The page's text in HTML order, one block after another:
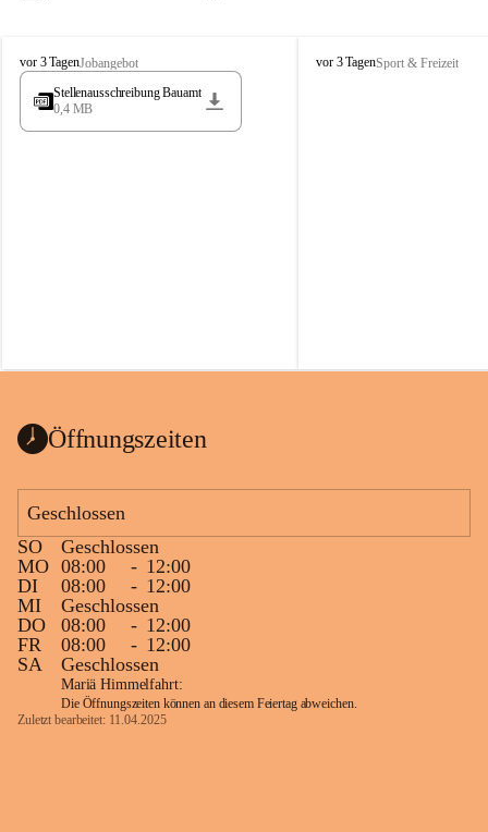
S
t
s
vor 3 TagenJobangebot
Stellenausschreibung Bauamt
0,4 MB
S
vor 3 TagenSport & Freizeit
Öffnungszeiten
Geschlossen
SO
Geschlossen
MO 08:00 - 12:00
DI
08:00 - 12:00
MI
Geschlossen
DO
08:00 - 12:00
FR
08:00 - 12:00
SA
Geschlossen
Mariä Himmelfahrt:
Die Öffnungszeiten können an diesem Feiertag abweichen.
Zuletzt bearbeitet: 11.04.2025